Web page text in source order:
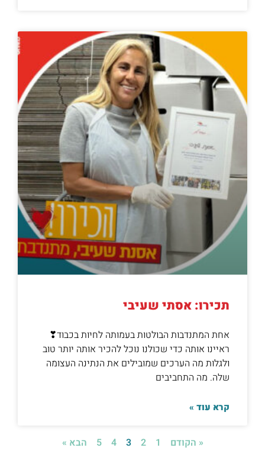
תכירו: אסתי שעיבי
אחת המתנדבות הבולטות בעמותה לחיות בכבוד❣
ראיינו אותה כדי שכולנו נוכל להכיר אותה יותר טוב
ולגלות מה הערכים שמובילים את הנתינה העצומה
שלה. מה התחביבים
קרא עוד »
« הקודם 1
2
3
4
5 הבא »